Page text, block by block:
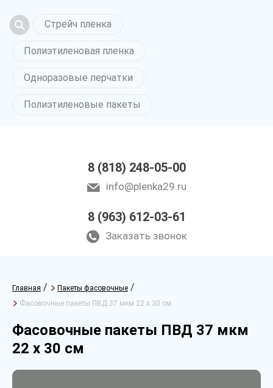
Стрейч пленка
Полиэтиленовая пленка
Одноразовые перчатки
Полиэтиленовые пакеты
8 (818) 248-05-00
info@plenka29.ru
8 (963) 612-03-61
Заказать звонок
Главная / Пакеты фасовочные /
Фасовочные пакеты ПВД 37 мкм 22 х 30 см
Фасовочные пакеты ПВД 37 мкм
22 х 30 см